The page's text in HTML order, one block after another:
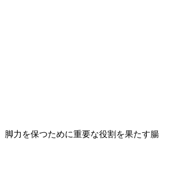
脚力を保つために重要な役割を果たす腸